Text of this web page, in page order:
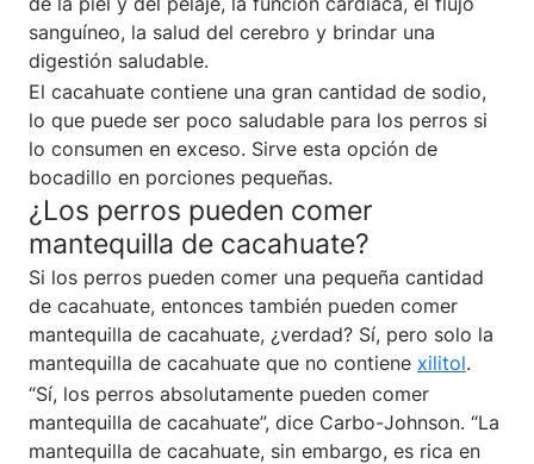
sanguíneo, la salud del cerebro y brindar una
digestión saludable.
El cacahuate contiene una gran cantidad de sodio,
lo que puede ser poco saludable para los perros si
lo consumen en exceso. Sirve esta opción de
bocadillo en porciones pequeñas.
¿Los perros pueden comer
mantequilla de cacahuate?
Si los perros pueden comer una pequeña cantidad
de cacahuate, entonces también pueden comer
mantequilla de cacahuate, ¿verdad? Sí, pero solo la
mantequilla de cacahuate que no contiene xilitol.
“Sí, los perros absolutamente pueden comer
mantequilla de cacahuate”, dice Carbo-Johnson. “La
mantequilla de cacahuate, sin embargo, es rica en